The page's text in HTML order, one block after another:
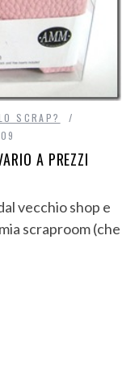
SCRAP?
A PREZZI
vecchio shop e
scraproom (che